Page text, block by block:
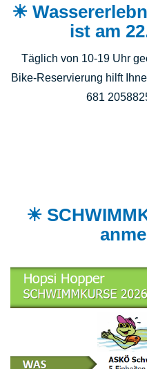
☀
ist am
Täglich von 10-19 Uhr
Bike-Reservierung hilft
681
☀